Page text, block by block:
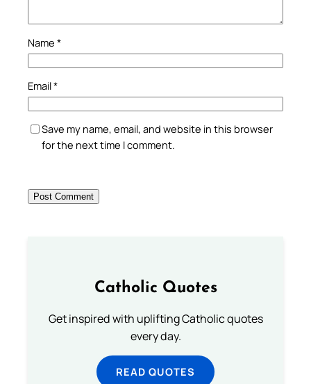
Name *
Email*
Save my name, email, and website in this browser
for the next time I comment.
Catholic Quotes
Get inspired with uplifting Catholic quotes
every day.
READ QUOTES